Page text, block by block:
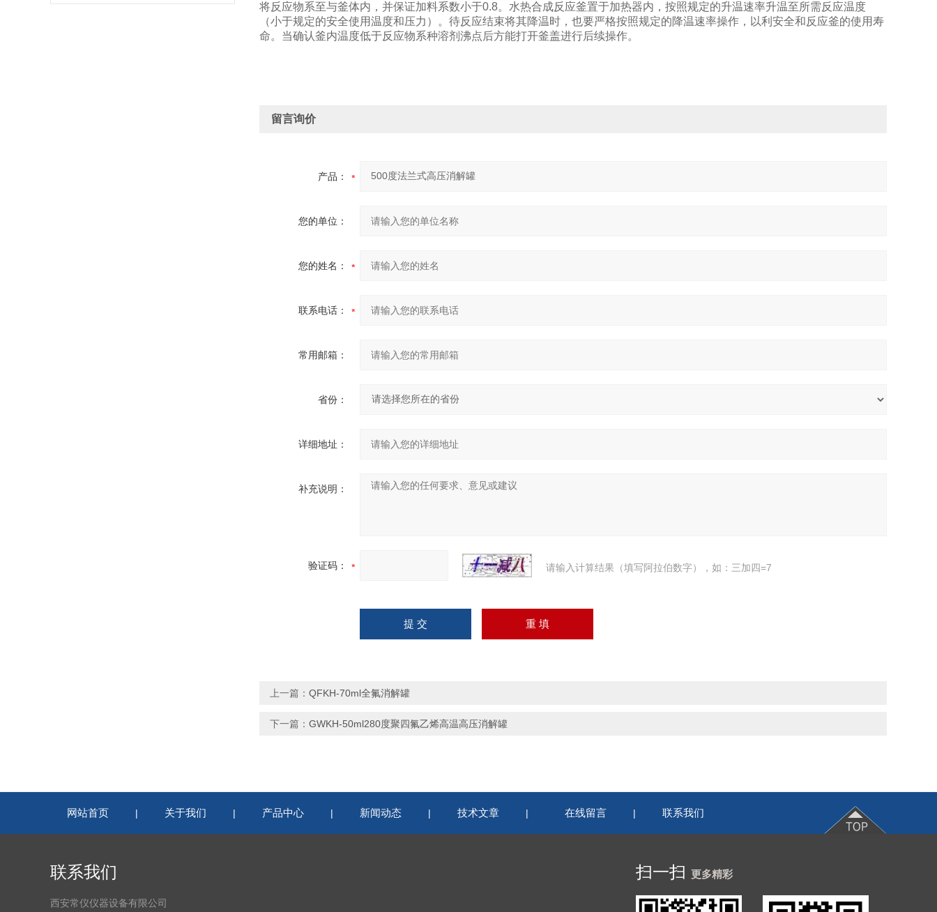
将反应物系至与釜体内，并保证加料系数小于0.8。水热合成反应釜置于加热器内，按照规定的升温速率升温至所需反应温度
（小于规定的安全使用温度和压力）。待反应结束将其降温时，也要严格按照规定的降温速率操作，以利安全和反应釜的使用寿
命。当确认釜内温度低于反应物系种溶剂沸点后方能打开釜盖进行后续操作。
留言询价
产品：
您的单位：
您的姓名：
联系电话：
常用邮箱：
省份：
详细地址：
补充说明：
验证码： 请输入计算结果（填写阿拉伯数字），如：三加四=7
上一篇： QFKH-70ml全氟消解罐
下一篇： GWKH-50ml280度聚四氟乙烯高温高压消解罐
网站首页 | 关于我们 | 产品中心 | 新闻动态 | 技术文章 | 在线留言 | 联系我们
联系我们
西安常仪仪器设备有限公司
扫一扫 更多精彩